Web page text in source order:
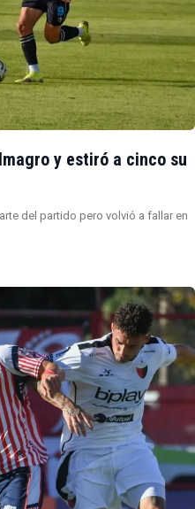
y estiró a cinco su
del partido pero volvió a fallar en